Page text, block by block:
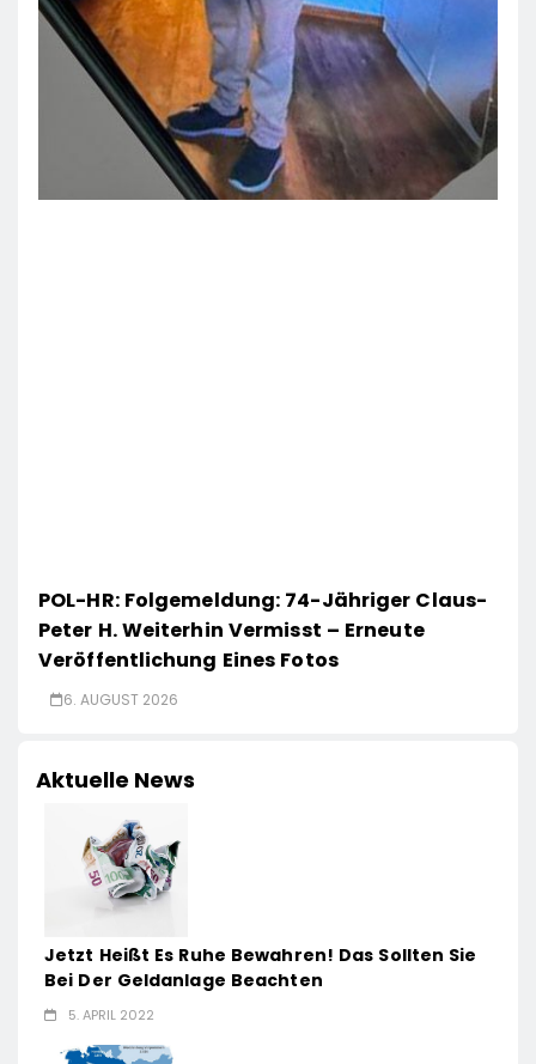
POL-HR: Folgemeldung: 74-Jähriger Claus-
Peter H. Weiterhin Vermisst – Erneute
Veröffentlichung Eines Fotos
6. AUGUST 2026
Aktuelle News
Jetzt Heißt Es Ruhe Bewahren! Das Sollten Sie
Bei Der Geldanlage Beachten
5. APRIL 2022